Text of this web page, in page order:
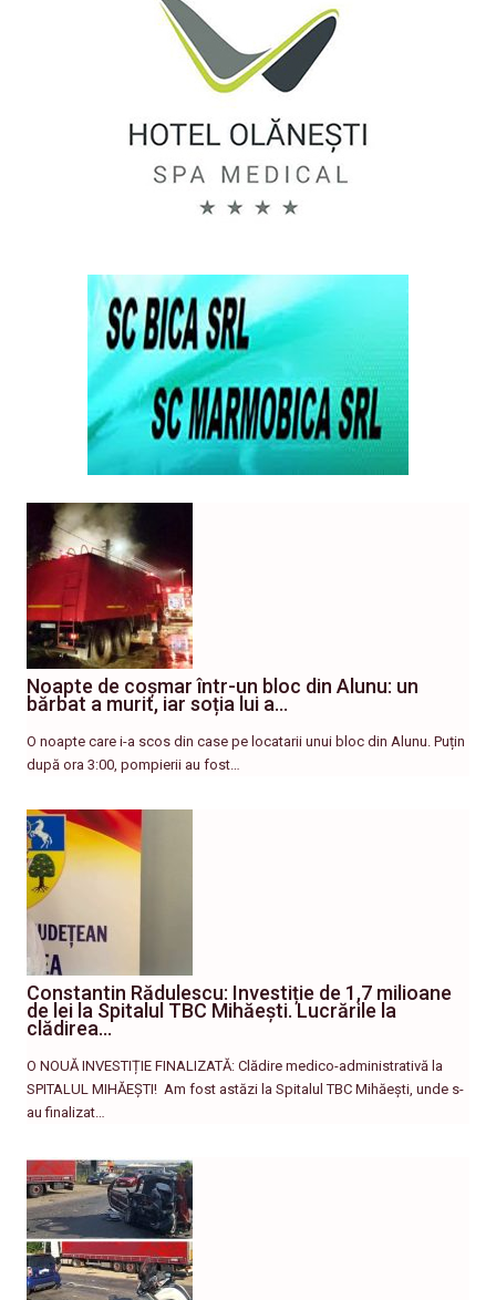
Noapte de coșmar într-un bloc din Alunu: un
bărbat a murit, iar soția lui a…
O noapte care i-a scos din case pe locatarii unui bloc din Alunu. Puțin
după ora 3:00, pompierii au fost…
Constantin Rădulescu: Investiție de 1,7 milioane
de lei la Spitalul TBC Mihăești. Lucrările la
clădirea…
O NOUĂ INVESTIȚIE FINALIZATĂ: Clădire medico-administrativă la
SPITALUL MIHĂEȘTI! ​ Am fost astăzi la Spitalul TBC Mihăești, unde s-
au finalizat…